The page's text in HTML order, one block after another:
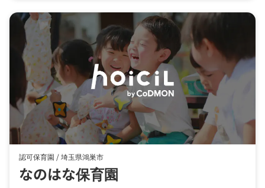
認可保育園 /埼玉県鴻巣市
なのはな保育園